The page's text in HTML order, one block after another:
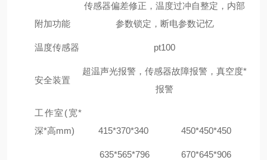
附加功能
传感器偏差修正，温度过冲自整定，内部
参数锁定，断电参数记忆
温度传感器 pt100
安全装置
超温声光报警，传感器故障报警，真空度*
报警
工作室(宽*
深*高mm)
415*370*340 450*450*450
635*565*796
670*645*906